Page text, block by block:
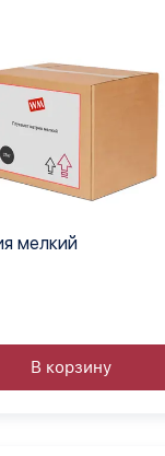
мелкий
В корзину